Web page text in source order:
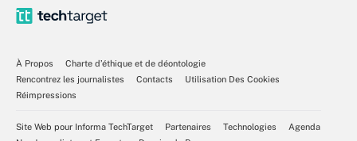
À Propos
Charte d’éthique et de déontologie
Rencontrez les journalistes
Contacts
Utilisation Des Cookies
Réimpressions
Site Web pour Informa TechTarget Partenaires Technologies
Agenda